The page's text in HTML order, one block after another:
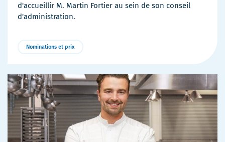
d'accueillir M. Martin Fortier au sein de son conseil
d'administration.
Nominations et prix
Plus